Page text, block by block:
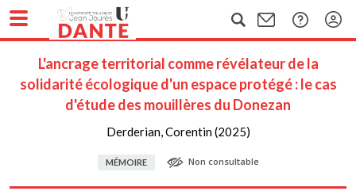
L'ancrage territorial comme révélateur de la
solidarité écologique d'un espace protégé : le cas
d'étude des mouillères du Donezan
Derderian, Corentin (2025)
MÉMOIRE Non consultable